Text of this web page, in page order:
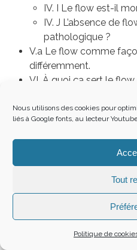
Nous utilisons des cookies pour
liés à Google fonts, au lecteur
Tout
Politique de
IV. I Le flow est-il
IV. J L’absence de
pathologique ?
V.a Le flow comme
différemment.
VI. À quoi ça sert le flow
VII.Outil : questionnaires
VIII. Outil : brainstorming
IX. Viser le flow d’autrui
psychology,Mihaly